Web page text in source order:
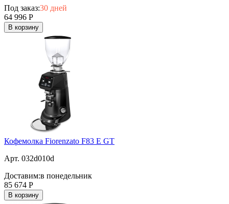
Под заказ:30 дней
64 996 Р
В корзину
Кофемолка Fiorenzato F83 E GT
Арт. 032d010d
Доставим:в понедельник
85 674 Р
В корзину